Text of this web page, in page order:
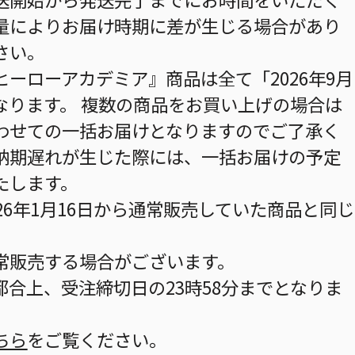
よりお届け時期に差が生じる場合があり
。
ローアカデミア』商品は全て「2026年9月
ます。 複数の商品をお買い上げの場合は
ての一括お届けとなりますのでご了承く
遅れが生じた際には、一括お届けの予定
ます。
1月16日から通常販売していた商品と同じ
売する場合がございます。
上、受注締切日の23時58分までとなりま
らをご覧ください。